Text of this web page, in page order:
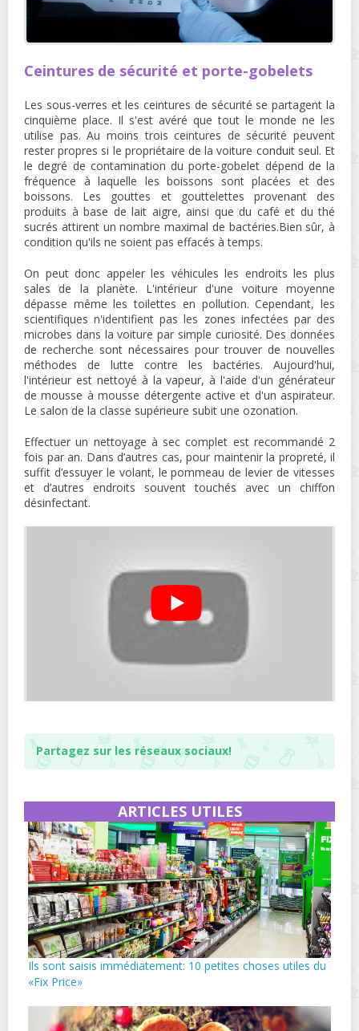
Ceintures de sécurité et porte-gobelets
Les sous-verres et les ceintures de sécurité se partagent la
cinquième place. Il s'est avéré que tout le monde ne les
utilise pas. Au moins trois ceintures de sécurité peuvent
rester propres si le propriétaire de la voiture conduit seul. Et
le degré de contamination du porte-gobelet dépend de la
fréquence à laquelle les boissons sont placées et des
boissons. Les gouttes et gouttelettes provenant des
produits à base de lait aigre, ainsi que du café et du thé
sucrés attirent un nombre maximal de bactéries.Bien sûr, à
condition qu'ils ne soient pas effacés à temps.
On peut donc appeler les véhicules les endroits les plus
sales de la planète. L'intérieur d'une voiture moyenne
dépasse même les toilettes en pollution. Cependant, les
scientifiques n'identifient pas les zones infectées par des
microbes dans la voiture par simple curiosité. Des données
de recherche sont nécessaires pour trouver de nouvelles
méthodes de lutte contre les bactéries. Aujourd'hui,
l'intérieur est nettoyé à la vapeur, à l'aide d'un générateur
de mousse à mousse détergente active et d'un aspirateur.
Le salon de la classe supérieure subit une ozonation.
Effectuer un nettoyage à sec complet est recommandé 2
fois par an. Dans d’autres cas, pour maintenir la propreté, il
suffit d’essuyer le volant, le pommeau de levier de vitesses
et d’autres endroits souvent touchés avec un chiffon
désinfectant.
Partagez sur les réseaux sociaux!
ARTICLES UTILES
Ils sont saisis immédiatement: 10 petites choses utiles du
«Fix Price»